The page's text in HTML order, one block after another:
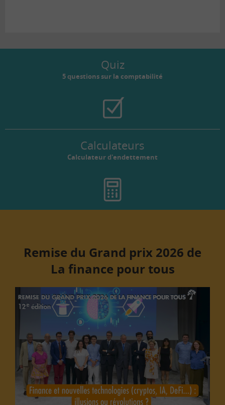
Quiz
5 questions sur la comptabilité
Calculateurs
Calculateur d'endettement
Remise du Grand prix 2026 de
La finance pour tous